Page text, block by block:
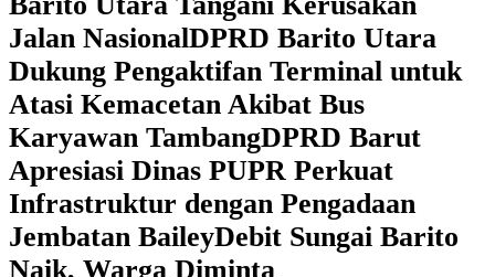
Jalan NasionalDPRD Barito Utara
Dukung Pengaktifan Terminal untuk
Atasi Kemacetan Akibat Bus
Karyawan TambangDPRD Barut
Apresiasi Dinas PUPR Perkuat
Infrastruktur dengan Pengadaan
Jembatan BaileyDebit Sungai Barito
Naik, Warga Diminta